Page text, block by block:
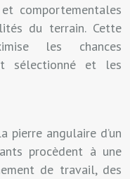
comportementales
du terrain. Cette
les chances
sélectionné et les
pierre angulaire d’un
procèdent à une
de travail, des